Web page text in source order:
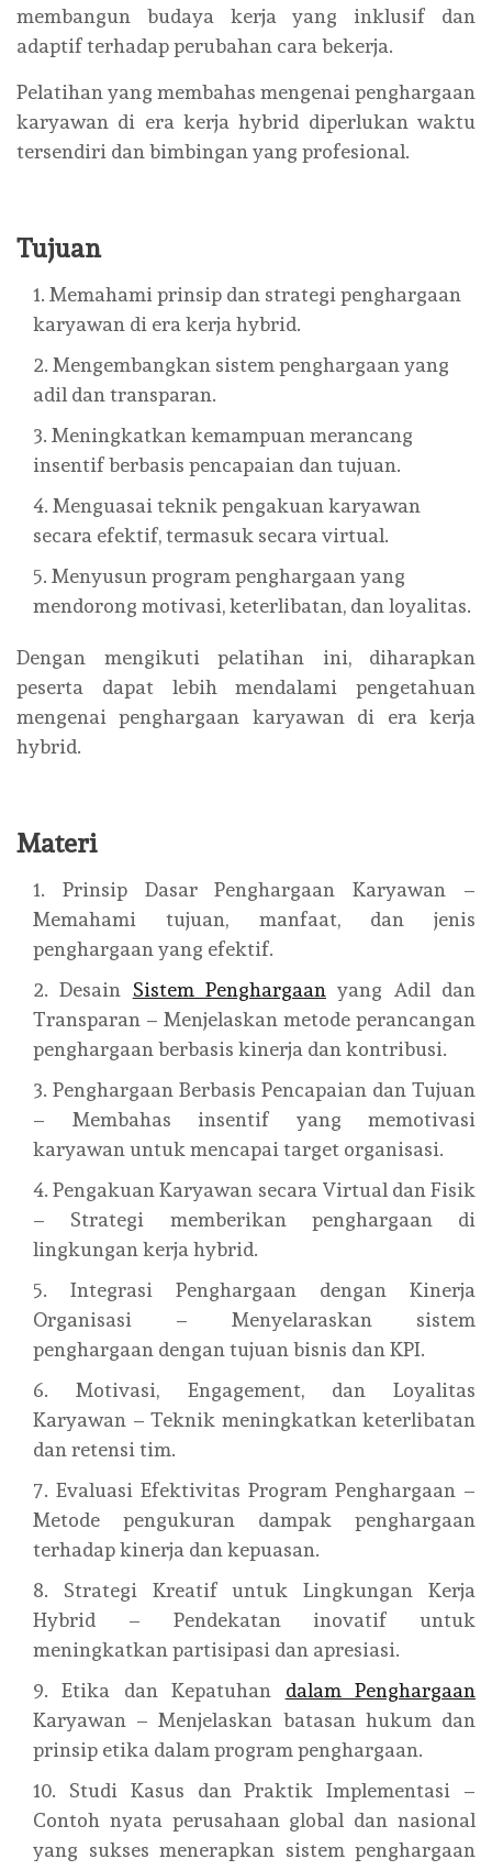
membangun budaya kerja yang inklusif dan
adaptif terhadap perubahan cara bekerja.
Pelatihan yang membahas mengenai penghargaan
karyawan di era kerja hybrid diperlukan waktu
tersendiri dan bimbingan yang profesional.
Tujuan
Memahami prinsip dan strategi penghargaan
karyawan di era kerja hybrid.
Mengembangkan sistem penghargaan yang
adil dan transparan.
Meningkatkan kemampuan merancang
insentif berbasis pencapaian dan tujuan.
Menguasai teknik pengakuan karyawan
secara efektif, termasuk secara virtual.
Menyusun program penghargaan yang
mendorong motivasi, keterlibatan, dan loyalitas.
Dengan mengikuti pelatihan ini, diharapkan
peserta dapat lebih mendalami pengetahuan
mengenai penghargaan karyawan di era kerja
hybrid.
Materi
Prinsip Dasar Penghargaan Karyawan –
Memahami tujuan, manfaat, dan jenis
penghargaan yang efektif.
Desain Sistem Penghargaan yang Adil dan
Transparan – Menjelaskan metode perancangan
penghargaan berbasis kinerja dan kontribusi.
Penghargaan Berbasis Pencapaian dan Tujuan
– Membahas insentif yang memotivasi
karyawan untuk mencapai target organisasi.
Pengakuan Karyawan secara Virtual dan Fisik
– Strategi memberikan penghargaan di
lingkungan kerja hybrid.
Integrasi Penghargaan dengan Kinerja
Organisasi – Menyelaraskan sistem
penghargaan dengan tujuan bisnis dan KPI.
Motivasi, Engagement, dan Loyalitas
Karyawan – Teknik meningkatkan keterlibatan
dan retensi tim.
Evaluasi Efektivitas Program Penghargaan –
Metode pengukuran dampak penghargaan
terhadap kinerja dan kepuasan.
Strategi Kreatif untuk Lingkungan Kerja
Hybrid – Pendekatan inovatif untuk
meningkatkan partisipasi dan apresiasi.
Etika dan Kepatuhan dalam Penghargaan
Karyawan – Menjelaskan batasan hukum dan
prinsip etika dalam program penghargaan.
Studi Kasus dan Praktik Implementasi –
Contoh nyata perusahaan global dan nasional
yang sukses menerapkan sistem penghargaan